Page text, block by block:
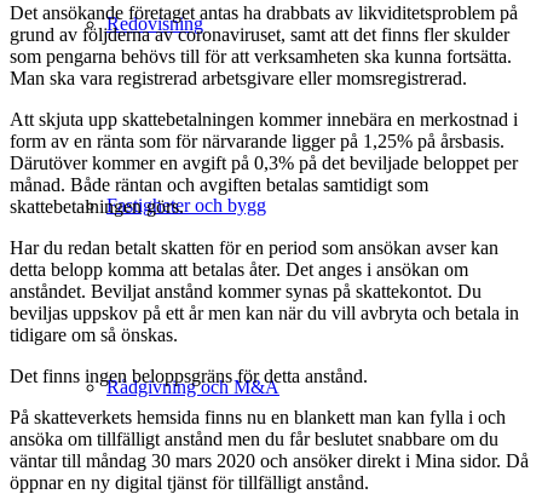
Redovisning
Fastigheter och bygg
Rådgivning och M&A
Det ansökande företaget antas ha drabbats av likviditetsproblem på
grund av följderna av coronaviruset, samt att det finns fler skulder
som pengarna behövs till för att verksamheten ska kunna fortsätta.
Man ska vara registrerad arbetsgivare eller momsregistrerad.
Att skjuta upp skattebetalningen kommer innebära en merkostnad i
form av en ränta som för närvarande ligger på 1,25% på årsbasis.
Därutöver kommer en avgift på 0,3% på det beviljade beloppet per
månad. Både räntan och avgiften betalas samtidigt som
skattebetalningen görs.
Har du redan betalt skatten för en period som ansökan avser kan
detta belopp komma att betalas åter. Det anges i ansökan om
anståndet. Beviljat anstånd kommer synas på skattekontot. Du
beviljas uppskov på ett år men kan när du vill avbryta och betala in
tidigare om så önskas.
Det finns ingen beloppsgräns för detta anstånd.
På skatteverkets hemsida finns nu en blankett man kan fylla i och
ansöka om tillfälligt anstånd men du får beslutet snabbare om du
väntar till måndag 30 mars 2020 och ansöker direkt i Mina sidor. Då
öppnar en ny digital tjänst för tillfälligt anstånd.